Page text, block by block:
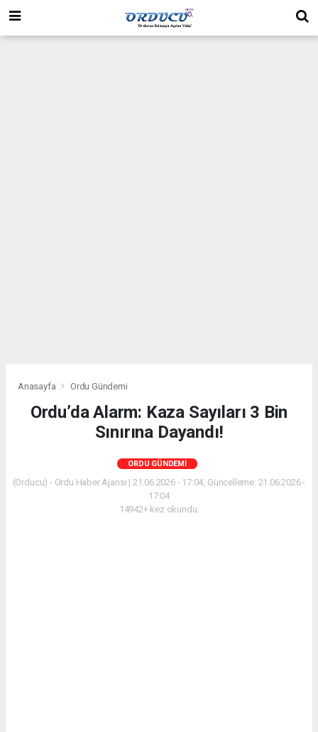
Anasayfa Ordu Gündemi
Ordu’da Alarm: Kaza Sayıları 3 Bin
Sınırına Dayandı!
ORDU GÜNDEMI
(Orducu) - Ordu Haber Ajansı | 21.06.2026 - 17:04, Güncelleme: 21.06.2026 -
17:04
14942+ kez okundu.